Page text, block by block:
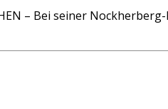
– Bei seiner